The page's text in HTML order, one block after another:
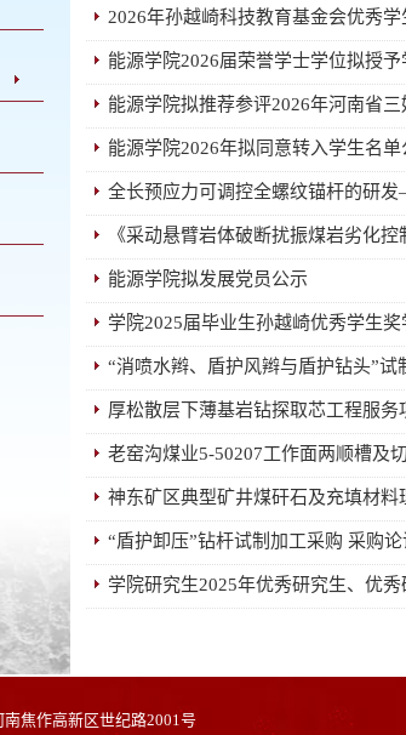
2026年孙越崎科技教育基金会优秀
能源学院2026届荣誉学士学位拟授
能源学院拟推荐参评2026年河南省
能源学院2026年拟同意转入学生名单
全长预应力可调控全螺纹锚杆的研
《采动悬臂岩体破断扰振煤岩劣化
能源学院拟发展党员公示
学院2025届毕业生孙越崎优秀学生
“消喷水辫、盾护风辫与盾护钻头”
厚松散层下薄基岩钻探取芯工程服
老窑沟煤业5-50207工作面两顺槽
神东矿区典型矿井煤矸石及充填材
“盾护卸压”钻杆试制加工采购 采购
学院研究生2025年优秀研究生、优
南焦作高新区世纪路2001号